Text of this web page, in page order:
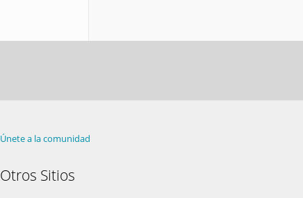
Únete a la comunidad
Otros Sitios